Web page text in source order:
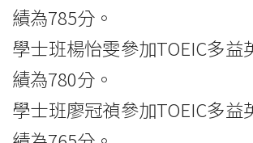
績為785分。
學士班楊怡雯參加TOEIC多益
績為780分。
學士班廖冠禎參加TOEIC多益